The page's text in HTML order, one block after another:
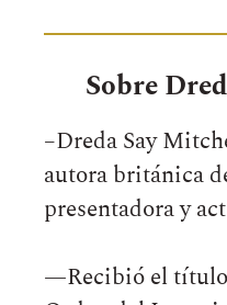
Sobre
–Dreda Say
autora británica
presentadora y
—Recibió el